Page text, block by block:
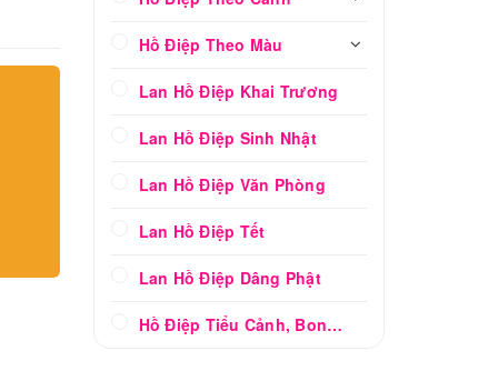
Hồ Điệp Theo Màu
Lan Hồ Điệp Khai Trương
Lan Hồ Điệp Sinh Nhật
Lan Hồ Điệp Văn Phòng
Lan Hồ Điệp Tết
Lan Hồ Điệp Dâng Phật
Hồ Điệp Tiểu Cảnh, Bonsai